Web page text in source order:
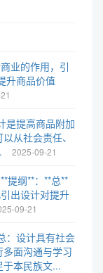
业的作用，引
升商品价值
是提高商品附加
从社会责任、
2025-09-21
提纲**：**总**
出设计对提升
09-21
：设计具有社会
面沟通与学习
本民族文...